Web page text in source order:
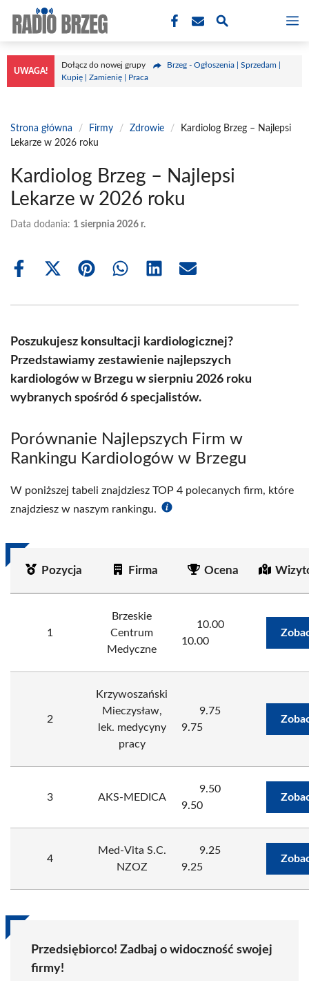
treści
UWAGA!
Dołącz do nowej grupy
Brzeg - Ogłoszenia | Sprzedam |
Kupię | Zamienię | Praca
Strona główna / Firmy / Zdrowie /
Kardiolog Brzeg – Najlepsi
Lekarze w 2026 roku
Kardiolog Brzeg – Najlepsi
Lekarze w 2026 roku
Data dodania: 1 sierpnia 2026 r.
Share
Share
(Twitter)
Share Share Share Share
Poszukujesz konsultacji kardiologicznej?
Przedstawiamy zestawienie najlepszych
kardiologów w Brzegu w sierpniu 2026 roku
wybranych spośród 6 specjalistów.
Porównanie Najlepszych Firm w
Rankingu Kardiologów w Brzegu
W poniższej tabeli znajdziesz TOP 4 polecanych firm, które
znajdziesz w naszym rankingu.
Pozycja Firma Ocena
1
Brzeskie
Centrum
Medyczne
10.00
10.00
2
Krzywoszański
Mieczysław,
lek. medycyny
pracy
9.75
9.75
3 AKS-MEDICA
9.50
9.50
4
Med-Vita S.C.
NZOZ
9.25
9.25
Przedsiębiorco! Zadbaj o widoczność swojej
firmy!